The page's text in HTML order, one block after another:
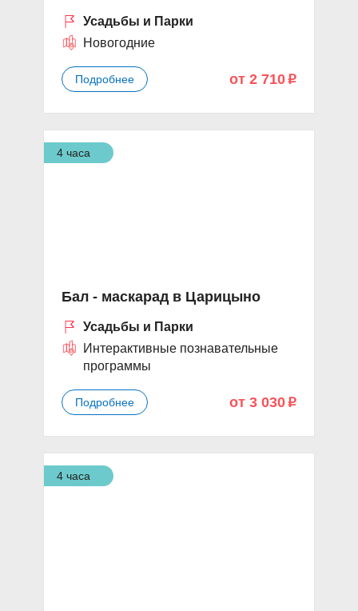
Усадьбы и Парки
Новогодние
Подробнее от 2 710 p
4 часа
Бал - маскарад в Царицыно
Усадьбы и Парки
Интерактивные познавательные
программы
Подробнее от 3 030 p
4 часа